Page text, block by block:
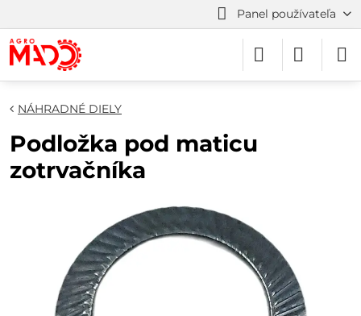
Panel používateľa
NÁHRADNÉ DIELY
Podložka pod maticu
zotrvačníka